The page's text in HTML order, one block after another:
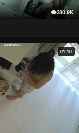
380.9K
01:10